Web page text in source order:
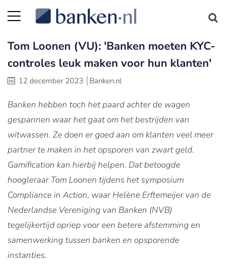
Tom Loonen (VU): 'Banken moeten KYC-
controles leuk maken voor hun klanten'
12 december 2023 Banken.nl
Banken hebben toch het paard achter de wagen
gespannen waar het gaat om het bestrijden van
witwassen. Ze doen er goed aan om klanten veel meer
partner te maken in het opsporen van zwart geld.
Gamification kan hierbij helpen. Dat betoogde
hoogleraar Tom Loonen tijdens het symposium
Compliance in Action, waar Helène Erftemeijer van de
Nederlandse Vereniging van Banken (NVB)
tegelijkertijd opriep voor een betere afstemming en
samenwerking tussen banken en opsporende
instanties.